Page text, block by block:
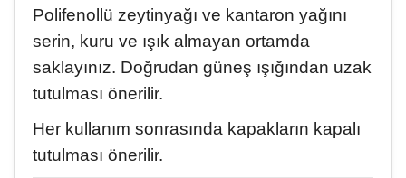
Polifenollü zeytinyağı ve kantaron yağını
serin, kuru ve ışık almayan ortamda
saklayınız. Doğrudan güneş ışığından uzak
tutulması önerilir.
Her kullanım sonrasında kapakların kapalı
tutulması önerilir.